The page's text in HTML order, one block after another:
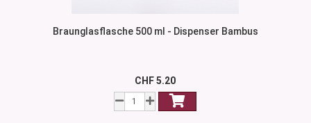
Braunglasflasche 500 ml - Dispenser Bambus
CHF 5.20